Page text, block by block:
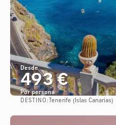
Desde
493 €
Por persona
Ver
DESTINO: Tenerife (Islas Canarias)